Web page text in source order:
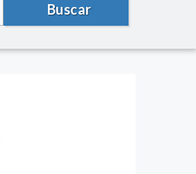
Buscar